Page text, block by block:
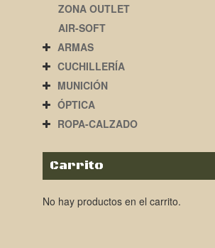
ZONA OUTLET
AIR-SOFT
ARMAS
CUCHILLERÍA
MUNICIÓN
ÓPTICA
ROPA-CALZADO
Carrito
No hay productos en el carrito.